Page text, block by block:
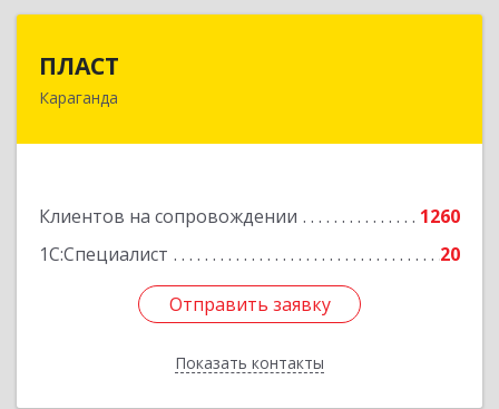
ПЛАСТ
Караганда
Клиентов на сопровождении
1260
1С:Специалист
20
Отправить заявку
Показать контакты
100009,Казахстан,г.Караганда, ул.Кривогуза,
Отправить заявку
Назад